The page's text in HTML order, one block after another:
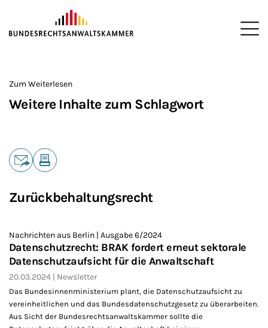
ZUM HAUPTINHALT SPRINGEN
Zum Weiterlesen
Weitere Inhalte zum Schlagwort
Teilen
Zurückbehaltungsrecht
Nachrichten aus Berlin | Ausgabe 6/2024
Datenschutzrecht: BRAK fordert erneut sektorale
Datenschutzaufsicht für die Anwaltschaft
20.03.2024 Newsletter
Das Bundesinnenministerium plant, die Datenschutzaufsicht zu
vereinheitlichen und das Bundesdatenschutzgesetz zu überarbeiten.
Aus Sicht der Bundesrechtsanwaltskammer sollte die